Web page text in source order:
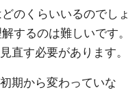
のくらいいるのでしょ
するのは難しいです。
直す必要があります。
期から変わっていな